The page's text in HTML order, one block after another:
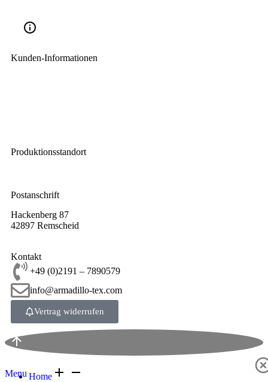
Kunden-Informationen
Produktionsstandort
Postanschrift
Hackenberg 87
42897 Remscheid
Kontakt
+49 (0)2191 – 7890579
info@armadillo-tex.com
Vertrag widerrufen
Menu Home